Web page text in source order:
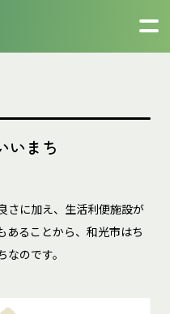
いまち
さに加え、生活利便施設が
あることから、和光市はち
のです。